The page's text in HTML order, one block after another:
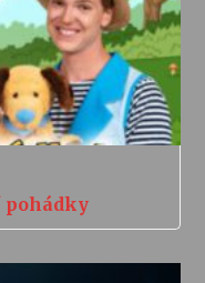
pohádky